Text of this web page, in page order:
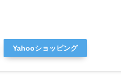
Yahooショッピング